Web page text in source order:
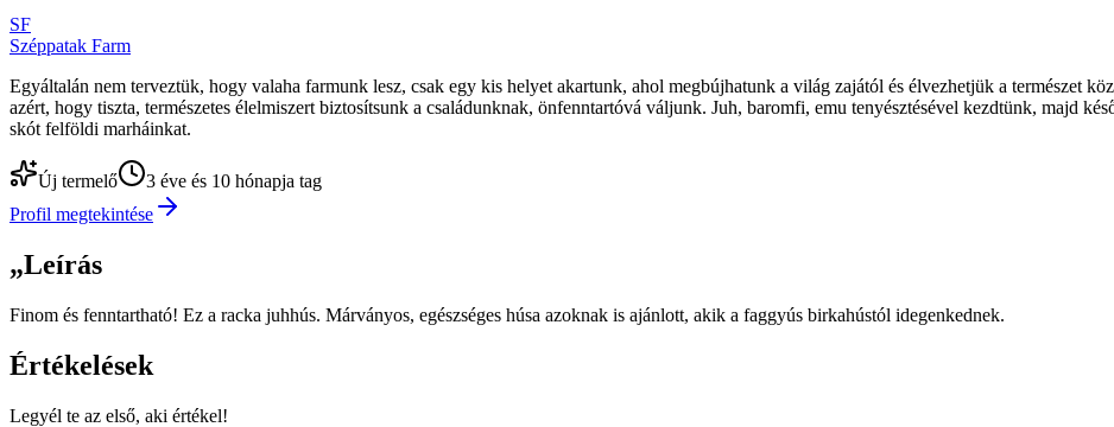
SF
Széppatak Farm
Egyáltalán nem terveztük, hogy valaha farmunk lesz, csak egy kis helyet akartunk, ahol megbújhatunk a világ zajától és élvezhetjük a természet
azért, hogy tiszta, természetes élelmiszert biztosítsunk a családunknak, önfenntartóvá váljunk. Juh, baromfi, emu tenyésztésével kezdtünk, majd
skót felföldi marháinkat.
Új termelő
3 éve és 10 hónapja tag
Profil megtekintése
„Leírás
Finom és fenntartható! Ez a racka juhhús. Márványos, egészséges húsa azoknak is ajánlott, akik a faggyús birkahústól idegenkednek.
Értékelések
Legyél te az első, aki értékel!